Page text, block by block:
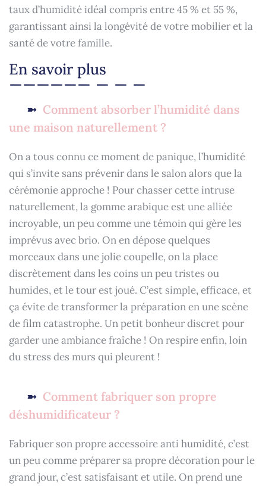
taux d’humidité idéal compris entre 45 % et 55 %,
garantissant ainsi la longévité de votre mobilier et la
santé de votre famille.
En savoir plus
Comment absorber l’humidité dans
une maison naturellement ?
On a tous connu ce moment de panique, l’humidité
qui s’invite sans prévenir dans le salon alors que la
cérémonie approche ! Pour chasser cette intruse
naturellement, la gomme arabique est une alliée
incroyable, un peu comme une témoin qui gère les
imprévus avec brio. On en dépose quelques
morceaux dans une jolie coupelle, on la place
discrètement dans les coins un peu tristes ou
humides, et le tour est joué. C’est simple, efficace, et
ça évite de transformer la préparation en une scène
de film catastrophe. Un petit bonheur discret pour
garder une ambiance fraîche ! On respire enfin, loin
du stress des murs qui pleurent !
Comment fabriquer son propre
déshumidificateur ?
Fabriquer son propre accessoire anti humidité, c’est
un peu comme préparer sa propre décoration pour le
grand jour, c’est satisfaisant et utile. On prend une